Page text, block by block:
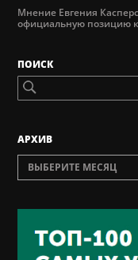
Мнение Евгения
официальную позицию
ПОИСК
AРХИВ
ВЫБЕРИТЕ МЕСЯЦ